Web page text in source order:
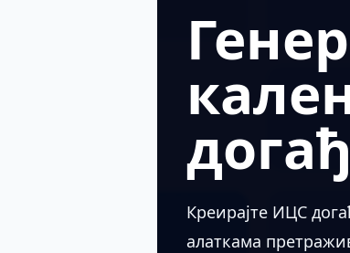
Креирајте ИЦС
алаткама